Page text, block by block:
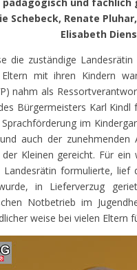
Schebeck, Renate
Elisabeth
die zuständige
mit ihren Kindern
nahm als
Bürgermeisters Karl
im
auch der
Kleinen gereicht. Für
formulierte,
in Lieferverzug
Notbetrieb im
weise bei vielen Eltern